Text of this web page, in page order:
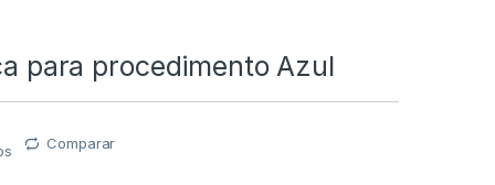
para procedimento Azul
Comparar